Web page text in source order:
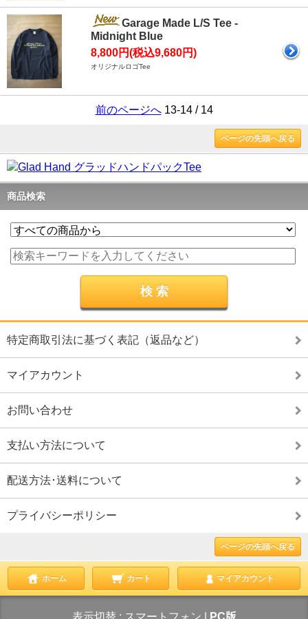
Garage Made L/S Tee -
Midnight Blue
8,800円(税込9,680円)
オリジナルロゴTee
前のページへ13-14 / 14
ページの先頭へ戻る
商品検索
特定商取引法に基づく表記（返品など）
マイアカウント
お問い合わせ
支払い方法について
配送方法･送料について
プライバシーポリシー
ページの先頭へ戻る
ホーム カート マイアカウント
表示切替 : スマートフォン PC版